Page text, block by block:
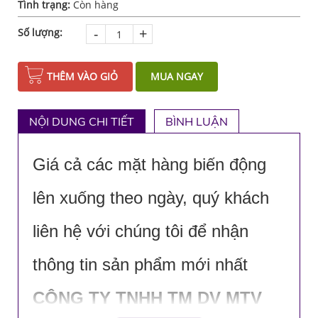
Tình trạng: Còn hàng
Số lượng: - +
THÊM VÀO GIỎ MUA NGAY
NỘI DUNG CHI TIẾT BÌNH LUẬN
Giá cả các mặt hàng biến động
lên xuống theo ngày, quý khách
liên hệ với chúng tôi để nhận
thông tin sản phẩm mới nhất
CÔNG TY TNHH TM DV MTV